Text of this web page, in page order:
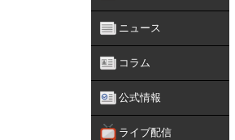
ニュース
コラム
公式情報
ライブ配信